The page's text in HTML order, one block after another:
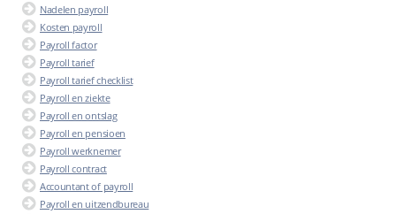
Nadelen payroll
Kosten payroll
Payroll factor
Payroll tarief
Payroll tarief checklist
Payroll en ziekte
Payroll en ontslag
Payroll en pensioen
Payroll werknemer
Payroll contract
Accountant of payroll
Payroll en uitzendbureau